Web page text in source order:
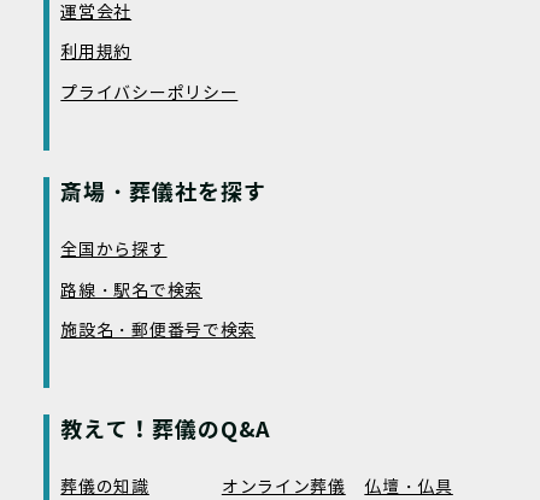
運営会社
利用規約
プライバシーポリシー
斎場・葬儀社を探す
全国から探す
路線・駅名で検索
施設名・郵便番号で検索
教えて！葬儀のQ&A
葬儀の知識 オンライン葬儀
仏壇・仏具